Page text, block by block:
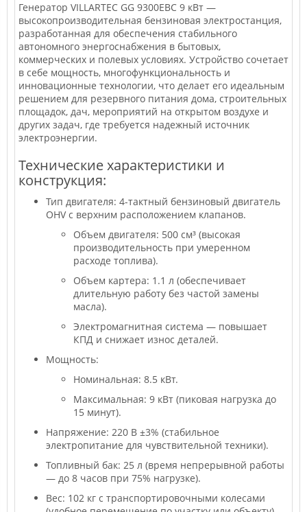
Генератор VILLARTEC GG 9300ЕВС 9 кВт —
высокопроизводительная бензиновая электростанция,
разработанная для обеспечения стабильного
автономного энергоснабжения в бытовых,
коммерческих и полевых условиях. Устройство сочетает
в себе мощность, многофункциональность и
инновационные технологии, что делает его идеальным
решением для резервного питания дома, строительных
площадок, дач, мероприятий на открытом воздухе и
других задач, где требуется надежный источник
электроэнергии.
Технические характеристики и
конструкция:
Тип двигателя: 4-тактный бензиновый двигатель
OHV с верхним расположением клапанов.
Объем двигателя: 500 см³ (высокая
производительность при умеренном
расходе топлива).
Объем картера: 1.1 л (обеспечивает
длительную работу без частой замены
масла).
Электромагнитная система — повышает
КПД и снижает износ деталей.
Мощность:
Номинальная: 8.5 кВт.
Максимальная: 9 кВт (пиковая нагрузка до
15 минут).
Напряжение: 220 В ±3% (стабильное
электропитание для чувствительной техники).
Топливный бак: 25 л (время непрерывной работы
— до 8 часов при 75% нагрузке).
Вес: 102 кг с транспортировочными колесами